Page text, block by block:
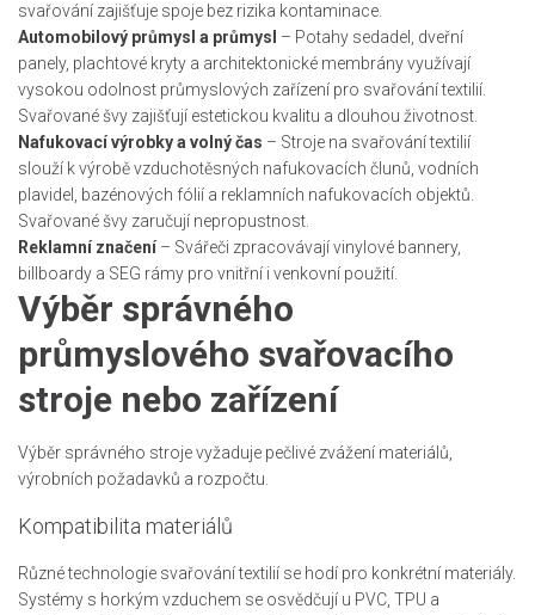
svařování zajišťuje spoje bez rizika kontaminace.
Automobilový průmysl a průmysl – Potahy sedadel, dveřní
panely, plachtové kryty a architektonické membrány využívají
vysokou odolnost průmyslových zařízení pro svařování textilií.
Svařované švy zajišťují estetickou kvalitu a dlouhou životnost.
Nafukovací výrobky a volný čas – Stroje na svařování textilií
slouží k výrobě vzduchotěsných nafukovacích člunů, vodních
plavidel, bazénových fólií a reklamních nafukovacích objektů.
Svařované švy zaručují nepropustnost.
Reklamní značení – Svářeči zpracovávají vinylové bannery,
billboardy a SEG rámy pro vnitřní i venkovní použití.
Výběr správného
průmyslového svařovacího
stroje nebo zařízení
Výběr správného stroje vyžaduje pečlivé zvážení materiálů,
výrobních požadavků a rozpočtu.
Kompatibilita materiálů
Různé technologie svařování textilií se hodí pro konkrétní materiály.
Systémy s horkým vzduchem se osvědčují u PVC, TPU a